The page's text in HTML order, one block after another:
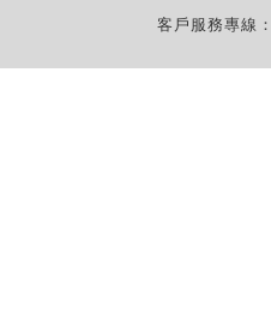
客戶服務專線